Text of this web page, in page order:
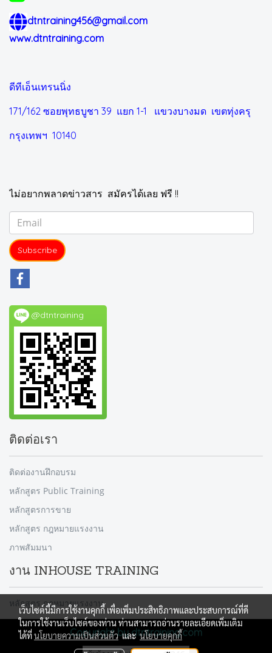
dtntraining456@gmail.com
www.dtntraining.com
ดีทีเอ็นเทรนนิ่ง
171/162 ซอยพุทธบูชา 39 แยก 1-1 แขวงบางมด เขตทุ่งครุ
กรุงเทพฯ 10140
ไม่อยากพลาดข่าวสาร สมัครได้เลย ฟรี !!
Subscribe
@dtntraining
ติดต่อเรา
ติดต่องานฝึกอบรม
หลักสูตร Public Training
หลักสูตรการขาย
หลักสูตร กฎหมายแรงงาน
ภาพสัมมนา
งาน INHOUSE TRAINING
หลักสูตร กฎหมายแรงงาน
Copyright by dtntraining.com
เว็บไซต์นี้มีการใช้งานคุกกี้ เพื่อเพิ่มประสิทธิภาพและประสบการณ์ที่ดี
ในการใช้งานเว็บไซต์ของท่าน ท่านสามารถอ่านรายละเอียดเพิ่มเติม
ได้ที่นโยบายความเป็นส่วนตัวและนโยบายคุกกี้